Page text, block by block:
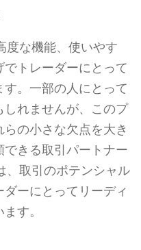
度な機能、使いやす
トレーダーにとって
。一部の人にとって
れませんが、このプ
の小さな欠点を大き
できる取引パートナー
、取引のポテンシャル
ーにとってリーディ
す。